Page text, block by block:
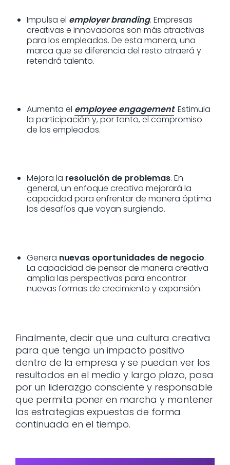
Impulsa el employer branding. Empresas
creativas e innovadoras son más atractivas
para los empleados. De esta manera, una
marca que se diferencia del resto atraerá y
retendrá talento.
Aumenta el employee engagement. Estimula
la participación y, por tanto, el compromiso
de los empleados.
Mejora la resolución de problemas. En
general, un enfoque creativo mejorará la
capacidad para enfrentar de manera óptima
los desafíos que vayan surgiendo.
Genera nuevas oportunidades de negocio.
La capacidad de pensar de manera creativa
amplía las perspectivas para encontrar
nuevas formas de crecimiento y expansión.
Finalmente, decir que una cultura creativa
para que tenga un impacto positivo
dentro de la empresa y se puedan ver los
resultados en el medio y largo plazo, pasa
por un liderazgo consciente y responsable
que permita poner en marcha y mantener
las estrategias expuestas de forma
continuada en el tiempo.